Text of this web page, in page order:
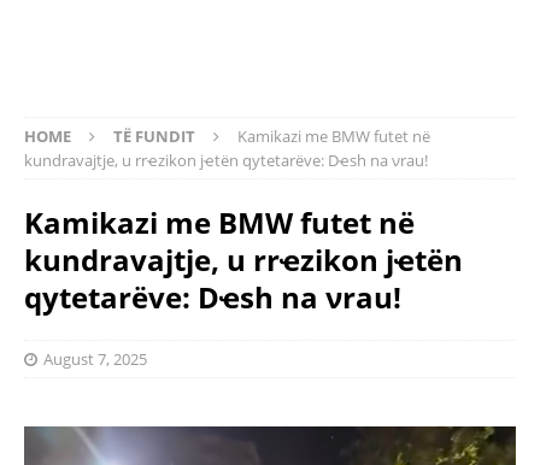
HOME TË FUNDIT
Kamikazi me BMW futet në
kundravajtje, u rrҽzikon jҽtën qytetarëve: Dҽsh na νrau!
Kamikazi me BMW futet në
kundravajtje, u rrҽzikon jҽtën
qytetarëve: Dҽsh na νrau!
August 7, 2025